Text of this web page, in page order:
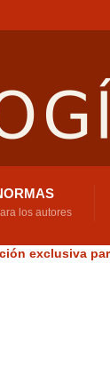
los autores
exclusiva